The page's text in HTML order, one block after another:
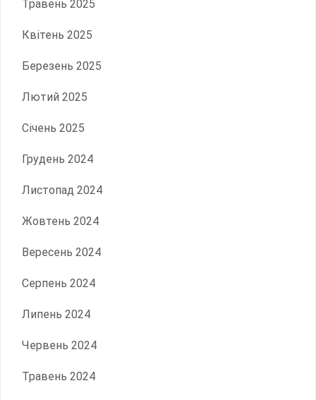
Травень 2025
Квітень 2025
Березень 2025
Лютий 2025
Січень 2025
Грудень 2024
Листопад 2024
Жовтень 2024
Вересень 2024
Серпень 2024
Липень 2024
Червень 2024
Травень 2024